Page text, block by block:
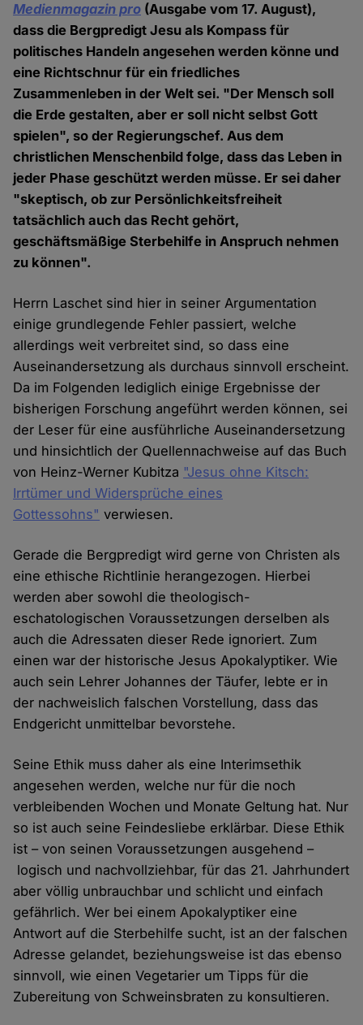
Medienmagazin pro (Ausgabe vom 17. August),
dass die Bergpredigt Jesu als Kompass für
politisches Handeln angesehen werden könne und
eine Richtschnur für ein friedliches
Zusammenleben in der Welt sei. "Der Mensch soll
die Erde gestalten, aber er soll nicht selbst Gott
spielen", so der Regierungschef. Aus dem
christlichen Menschenbild folge, dass das Leben in
jeder Phase geschützt werden müsse. Er sei daher
"skeptisch, ob zur Persönlichkeitsfreiheit
tatsächlich auch das Recht gehört,
geschäftsmäßige Sterbehilfe in Anspruch nehmen
zu können".
Herrn Laschet sind hier in seiner Argumentation
einige grundlegende Fehler passiert, welche
allerdings weit verbreitet sind, so dass eine
Auseinandersetzung als durchaus sinnvoll erscheint.
Da im Folgenden lediglich einige Ergebnisse der
bisherigen Forschung angeführt werden können, sei
der Leser für eine ausführliche Auseinandersetzung
und hinsichtlich der Quellennachweise auf das Buch
von Heinz-Werner Kubitza "Jesus ohne Kitsch:
Irrtümer und Widersprüche eines
Gottessohns" verwiesen.
Gerade die Bergpredigt wird gerne von Christen als
eine ethische Richtlinie herangezogen. Hierbei
werden aber sowohl die theologisch-
eschatologischen Voraussetzungen derselben als
auch die Adressaten dieser Rede ignoriert. Zum
einen war der historische Jesus Apokalyptiker. Wie
auch sein Lehrer Johannes der Täufer, lebte er in
der nachweislich falschen Vorstellung, dass das
Endgericht unmittelbar bevorstehe.
Seine Ethik muss daher als eine Interimsethik
angesehen werden, welche nur für die noch
verbleibenden Wochen und Monate Geltung hat. Nur
so ist auch seine Feindesliebe erklärbar. Diese Ethik
ist – von seinen Voraussetzungen ausgehend –
logisch und nachvollziehbar, für das 21. Jahrhundert
aber völlig unbrauchbar und schlicht und einfach
gefährlich. Wer bei einem Apokalyptiker eine
Antwort auf die Sterbehilfe sucht, ist an der falschen
Adresse gelandet, beziehungsweise ist das ebenso
sinnvoll, wie einen Vegetarier um Tipps für die
Zubereitung von Schweinsbraten zu konsultieren.